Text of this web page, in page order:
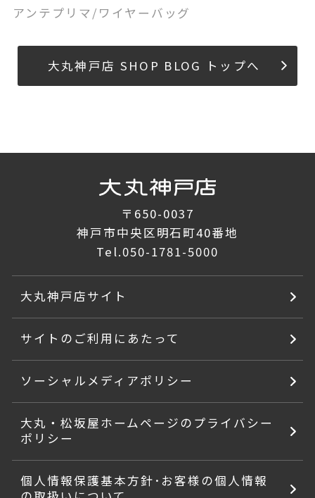
アンテプリマ/ワイヤーバッグ
大丸神戸店 SHOP BLOG トップへ
〒650-0037
神戸市中央区明石町40番地
Tel.050-1781-5000
大丸神戸店サイト
サイトのご利用にあたって
ソーシャルメディアポリシー
大丸・松坂屋ホームページのプライバシー
ポリシー
個人情報保護基本方針･お客様の個人情報